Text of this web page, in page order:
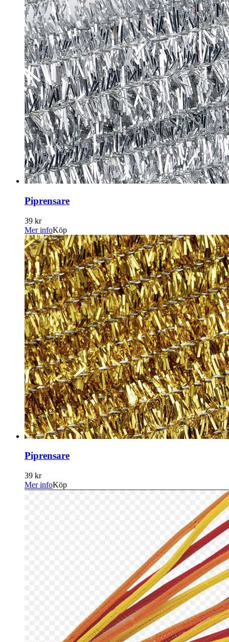
Piprensare
39 kr
Mer infoKöp
Piprensare
39 kr
Mer infoKöp